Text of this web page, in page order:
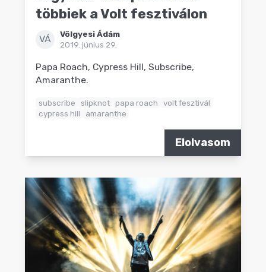
többiek a Volt fesztiválon
VÁ
Völgyesi Ádám
2019. június 29.
Papa Roach, Cypress Hill, Subscribe,
Amaranthe.
subscribe slipknot papa roach
volt fesztivál
cypress hill
amaranthe
Elolvasom